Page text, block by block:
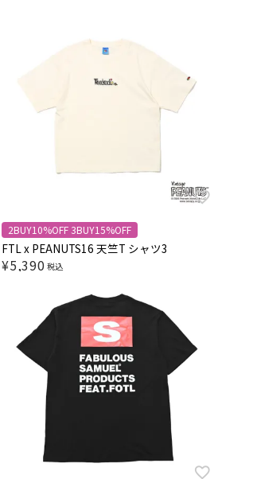
2BUY10%OFF 3BUY15%OFF
FTL x PEANUTS16 天竺T シャツ3
¥5,390 税込